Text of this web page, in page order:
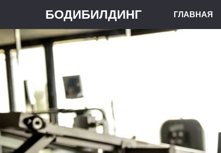
БОДИБИЛДИНГ ГЛАВНАЯ